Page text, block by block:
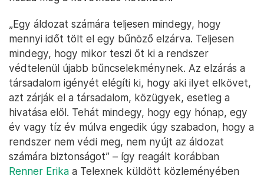
„Egy áldozat számára teljesen mindegy, hogy
mennyi időt tölt el egy bűnöző elzárva. Teljesen
mindegy, hogy mikor teszi őt ki a rendszer
védtelenül újabb bűncselekménynek. Az elzárás a
társadalom igényét elégíti ki, hogy aki ilyet elkövet,
azt zárják el a társadalom, közügyek, esetleg a
hivatása elől. Tehát mindegy, hogy egy hónap, egy
év vagy tíz év múlva engedik úgy szabadon, hogy a
rendszer nem védi meg, nem nyújt az áldozat
számára biztonságot” – így reagált korábban
Renner Erika a Telexnek küldött közleményében